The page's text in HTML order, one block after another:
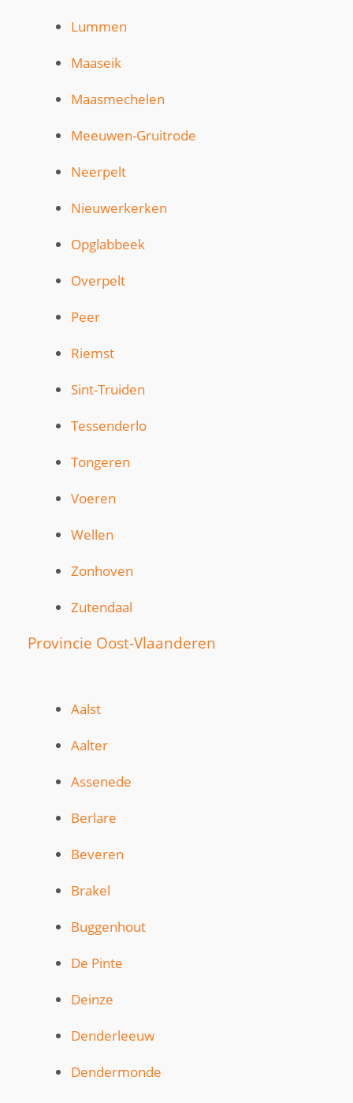
Lummen
Maaseik
Maasmechelen
Meeuwen-Gruitrode
Neerpelt
Nieuwerkerken
Opglabbeek
Overpelt
Peer
Riemst
Sint-Truiden
Tessenderlo
Tongeren
Voeren
Wellen
Zonhoven
Zutendaal
Provincie Oost-Vlaanderen
Aalst
Aalter
Assenede
Berlare
Beveren
Brakel
Buggenhout
De Pinte
Deinze
Denderleeuw
Dendermonde